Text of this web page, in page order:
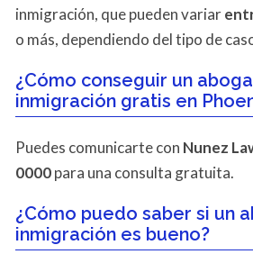
inmigración, que pueden variar
o más, dependiendo del tipo de
¿Cómo conseguir un
inmigración gratis en
Puedes comunicarte con Nunez
0000para una consulta gratuita.
¿Cómo puedo saber si un
inmigración es bueno?